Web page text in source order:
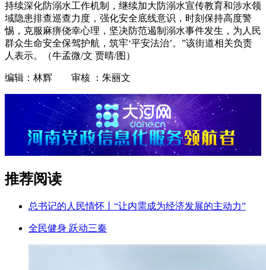
持续深化防溺水工作机制，继续加大防溺水宣传教育和涉水领
域隐患排查巡查力度，强化安全底线意识，时刻保持高度警
惕，克服麻痹侥幸心理，坚决防范遏制溺水事件发生，为人民
群众生命安全保驾护航，筑牢‘平安法治’。”该街道相关负责
人表示。（牛孟微/文 贾晴/图）
编辑：林辉 审核 ：朱丽文
推荐阅读
总书记的人民情怀丨“让内需成为经济发展的主动力”
全民健身 跃动三秦